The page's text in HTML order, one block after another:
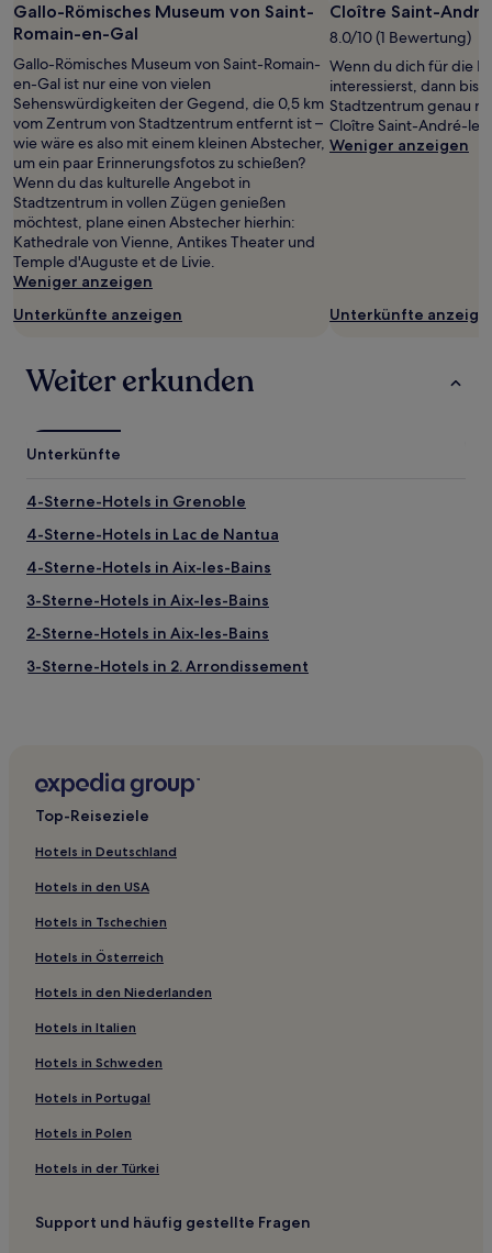
1 Übernachtung
von
2 Erwachsenen
gefunden
wurde.
Preise
und
Verfügbarkeiten
können
sich
ändern.
Es
können
zusätzliche
Bedingungen
gelten.
Gallo-Römisches Museum von Saint-
Romain-en-Gal
Gallo-Römisches Museum von Saint-Romain-
en-Gal ist nur eine von vielen
Sehenswürdigkeiten der Gegend, die 0,5 km
vom Zentrum von Stadtzentrum entfernt ist –
wie wäre es also mit einem kleinen Abstecher,
um ein paar Erinnerungsfotos zu schießen?
Wenn du das kulturelle Angebot in
Stadtzentrum in vollen Zügen genießen
möchtest, plane einen Abstecher hierhin:
Kathedrale von Vienne, Antikes Theater und
Temple d'Auguste et de Livie.
Weniger anzeigen
Unterkünfte anzeigen
Cloître Saint-
8.0/10 (1 Bewertung)
Wenn du dich für die
interessierst, dann bist
Stadtzentrum genau
Cloître Saint-André-le-
Weniger anzeigen
Unterkünfte
Weiter erkunden
Unterkünfte
4-Sterne-Hotels in Grenoble
4-Sterne-Hotels in Lac de Nantua
4-Sterne-Hotels in Aix-les-Bains
3-Sterne-Hotels in Aix-les-Bains
2-Sterne-Hotels in Aix-les-Bains
3-Sterne-Hotels in 2. Arrondissement
Hotels mit Parkplatz in Bourg-en-Bresse
Familien in Bourg-en-Bresse
Familien in Villeurbanne
Hotels mit Wellnessbereich in Rhône-Alpes
Ski in Rhône-Alpes
Familien in Rhône-Alpes
Hotels mit Parkplatz in Rhône-Alpes
Hotels mit Pool in Rhône-Alpes
Haustierfreundliche in Rhône-Alpes
Hotels mit Parkplatz in 8. Arrondissement
Haustierfreundliche in Belleville-en-Beaujolais
Hotels mit Parkplatz in Belleville-en-Beaujolais
Hotels mit Parkplatz in Aix-les-Bains
Top-Reiseziele
Hotels in Deutschland
Hotels in den USA
Hotels in Tschechien
Hotels in Österreich
Hotels in den Niederlanden
Hotels in Italien
Hotels in Schweden
Hotels in Portugal
Hotels in Polen
Hotels in der Türkei
Support und häufig gestellte Fragen